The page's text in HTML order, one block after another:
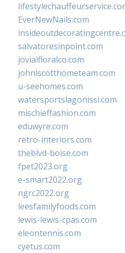
EverNewNails.com
salvatoresinpoint.com
jovialfloralco.com
johnlscotthometeam.com
u-seehomes.com
watersportslagonissi.com
mischieffashion.com
eduwyre.com
retro-interiors.com
theblvd-boise.com
fpet2023.org
e-smart2022.org
ngrc2022.org
leesfamilyfoods.com
lewis-lewis-cpas.com
eleontennis.com
cyetus.com